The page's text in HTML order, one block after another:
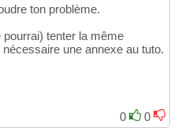
ton problème.
tenter la même
une annexe au tuto.
0
0